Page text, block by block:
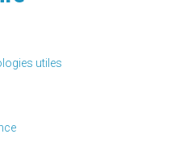
utiles